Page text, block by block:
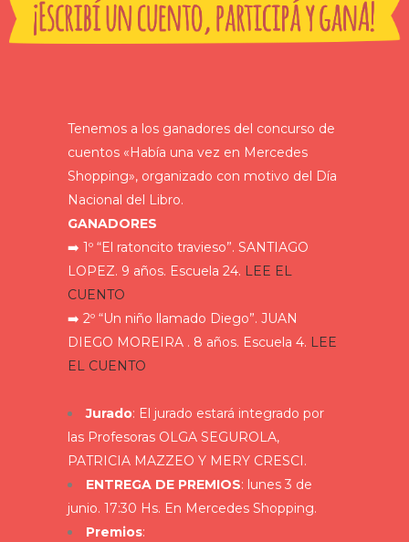
Tenemos a los ganadores del concurso de
cuentos «Había una vez en Mercedes
Shopping», organizado con motivo del Día
Nacional del Libro.
GANADORES
➡️ 1º “El ratoncito travieso”. SANTIAGO
LOPEZ. 9 años. Escuela 24. LEE EL
CUENTO
➡️ 2º “Un niño llamado Diego”. JUAN
DIEGO MOREIRA . 8 años. Escuela 4. LEE
EL CUENTO
Jurado: El jurado estará integrado por
las Profesoras OLGA SEGUROLA,
PATRICIA MAZZEO Y MERY CRESCI.
ENTREGA DE PREMIOS: lunes 3 de
junio. 17:30 Hs. En Mercedes Shopping.
Premios: